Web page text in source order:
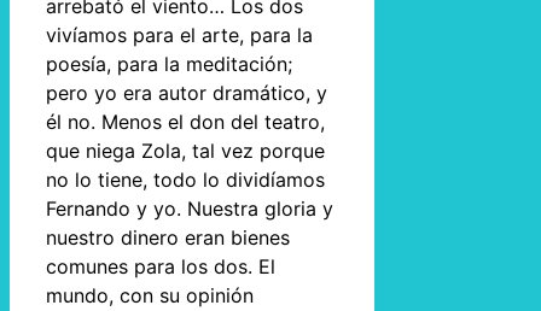
arrebató el viento… Los dos
vivíamos para el arte, para la
poesía, para la meditación;
pero yo era autor dramático, y
él no. Menos el don del teatro,
que niega Zola, tal vez porque
no lo tiene, todo lo dividíamos
Fernando y yo. Nuestra gloria y
nuestro dinero eran bienes
comunes para los dos. El
mundo, con su opinión